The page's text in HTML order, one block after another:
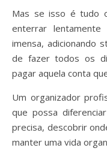
Mas se isso é tudo
enterrar lentamente
imensa, adicionando
de fazer todos os
pagar aquela conta
Um organizador
que possa
precisa, descobrir
manter uma vida